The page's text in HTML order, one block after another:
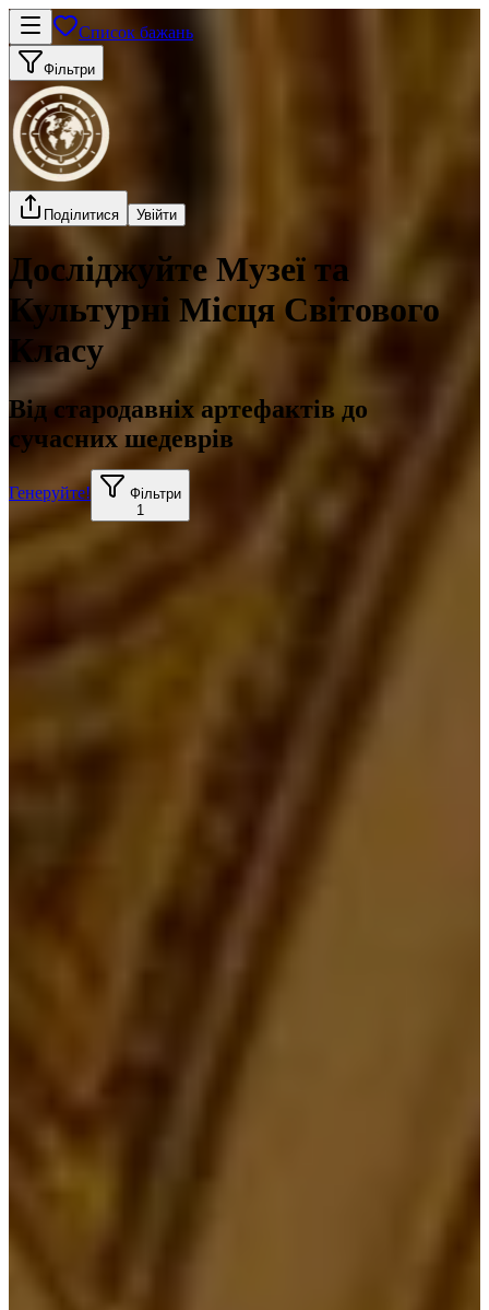
Список бажань
Фільтри
Поділитися Увійти
Досліджуйте Музеї та
Культурні Місця Світового
Класу
Від стародавніх артефактів до
сучасних шедеврів
Генеруйте!
Фільтри
1